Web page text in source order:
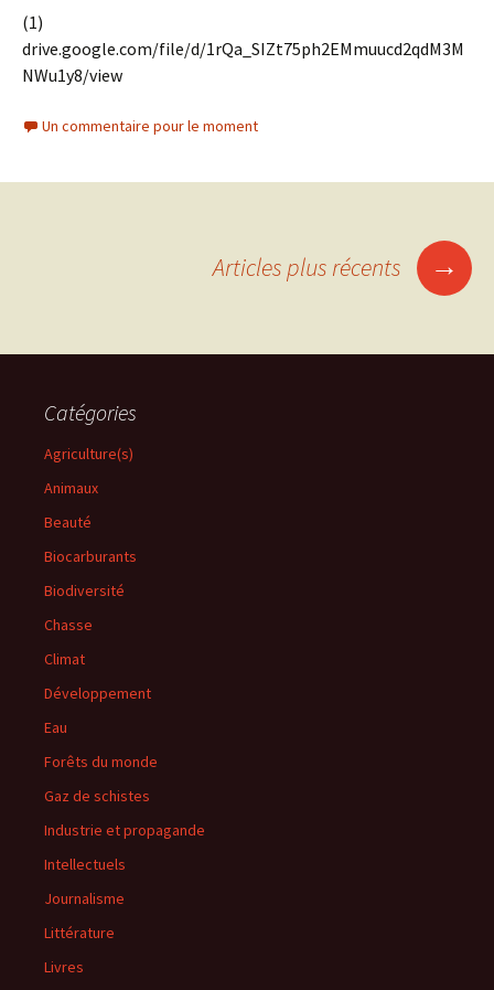
(1)
drive.google.com/file/d/1rQa_SIZt75ph2EMmuucd2qdM3M
NWu1y8/view
Un commentaire pour le moment
Navigation
articles
Articles plus récents →
Catégories
Agriculture(s)
Animaux
Beauté
Biocarburants
Biodiversité
Chasse
Climat
Développement
Eau
Forêts du monde
Gaz de schistes
Industrie et propagande
Intellectuels
Journalisme
Littérature
Livres